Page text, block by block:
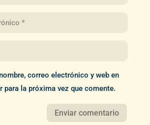
correo electrónico y web en
para la próxima vez que comente.